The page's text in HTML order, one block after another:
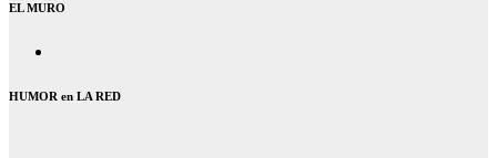
EL MURO
HUMOR en LA RED